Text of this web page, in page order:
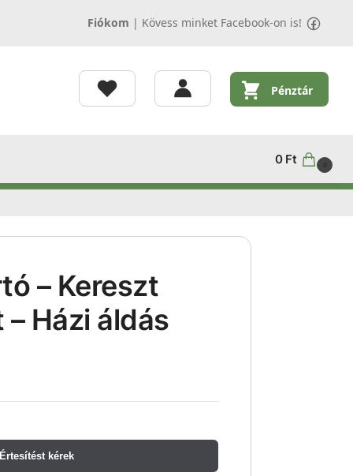
Fiókom | Kövess minket Facebook-on is!
Pénztár
0 Ft 0
– Kereszt
Házi áldás
kérek